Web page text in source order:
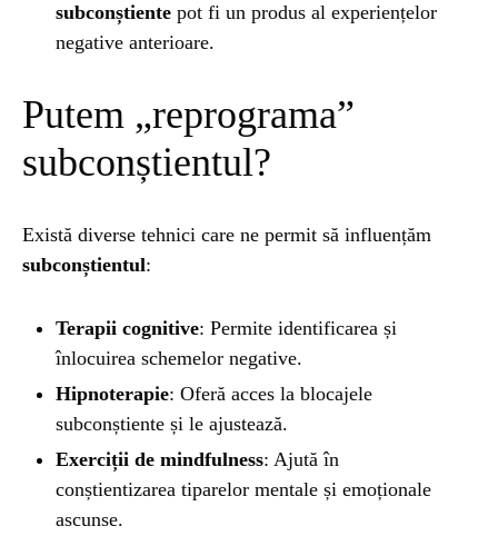
subconștiente pot fi un produs al experiențelor
negative anterioare.
Putem „reprograma”
subconștientul?
Există diverse tehnici care ne permit să influențăm
subconștientul:
Terapii cognitive: Permite identificarea și
înlocuirea schemelor negative.
Hipnoterapie: Oferă acces la blocajele
subconștiente și le ajustează.
Exerciții de mindfulness: Ajută în
conștientizarea tiparelor mentale și emoționale
ascunse.